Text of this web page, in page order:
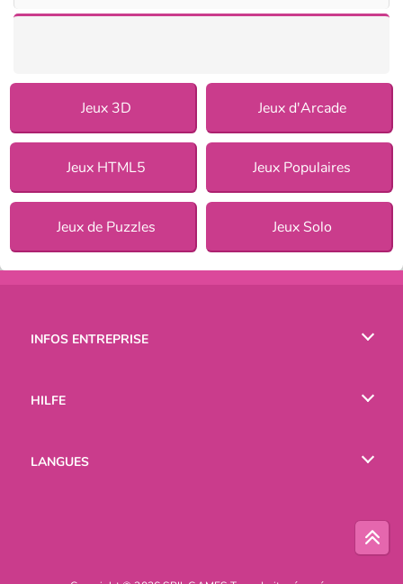
Jeux 3D Jeux d'Arcade
Jeux HTML5 Jeux Populaires
Jeux de Puzzles Jeux Solo
INFOS ENTREPRISE
HILFE
LANGUES